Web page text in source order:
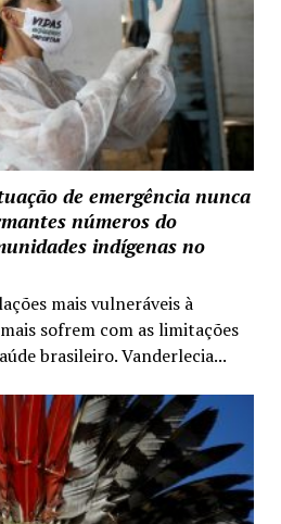
de emergência nunca
números do
indígenas no
mais vulneráveis à
sofrem com as limitações
brasileiro. Vanderlecia...